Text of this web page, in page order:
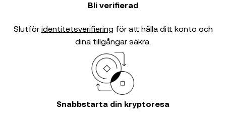
Bli verifierad
Slutför identitetsverifiering för att hålla ditt konto och
dina tillgångar säkra.
Snabbstarta din kryptoresa